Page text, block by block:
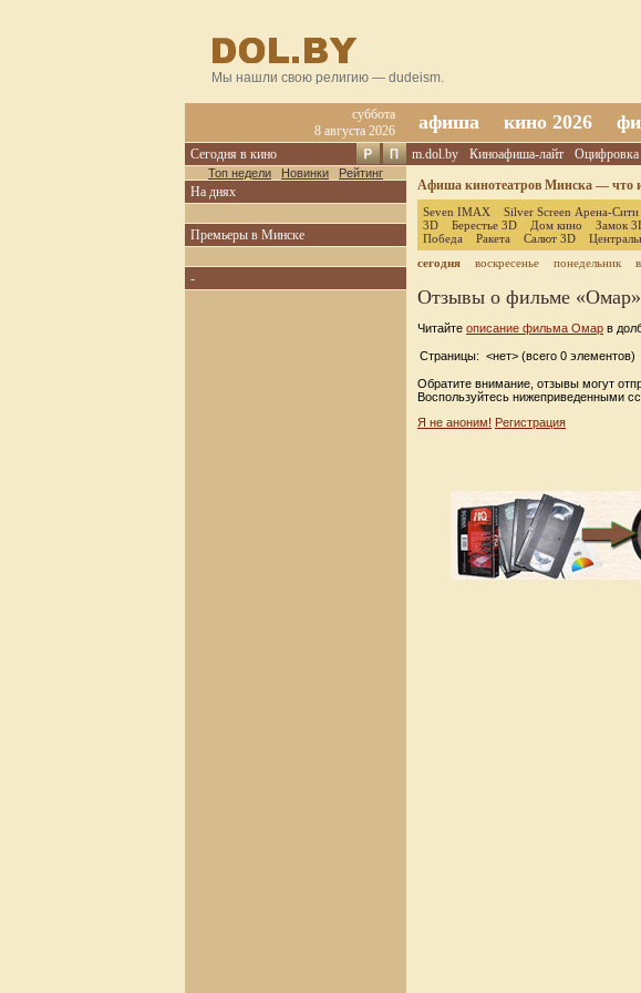
Мы нашли свою религию — dudeism.
суббота
8 августа 2026
афиша кино 2026
Сегодня в кино
Топ недели Новинки Рейтинг
На днях
Премьеры в Минске
-
m.dol.by Киноафиша-лайт
Оцифровка
Афиша кинотеатров Минска — что
Seven IMAX Silver Screen Арена-
3D
Берестье 3D Дом кино Замок
Победа
Ракета Салют 3D
сегодня
воскресенье понедельник
Отзывы о фильме «Омар»
Читайте описание фильма Омар в
Страницы: <нет> (всего 0 элементов)
Обратите внимание, отзывы могут
Воспользуйтесь нижеприведенными
Я не аноним! Регистрация